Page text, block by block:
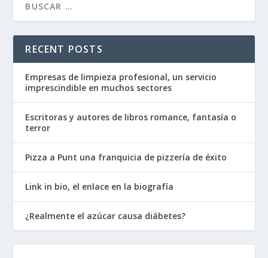
RECENT POSTS
Empresas de limpieza profesional, un servicio
imprescindible en muchos sectores
Escritoras y autores de libros romance, fantasía o
terror
Pizza a Punt una franquicia de pizzería de éxito
Link in bio, el enlace en la biografía
¿Realmente el azúcar causa diábetes?